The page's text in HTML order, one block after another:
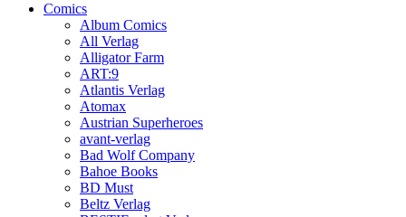
Comics
Album Comics
All Verlag
Alligator Farm
ART:9
Atlantis Verlag
Atomax
Austrian Superheroes
avant-verlag
Bad Wolf Company
Bahoe Books
BD Must
Beltz Verlag